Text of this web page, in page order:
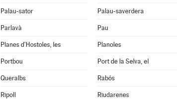
Palau-sator Palau-saverdera
Parlavà Pau
Planes d'Hostoles, les Planoles
Portbou Port de la Selva, el
Queralbs Rabós
Ripoll Riudarenes